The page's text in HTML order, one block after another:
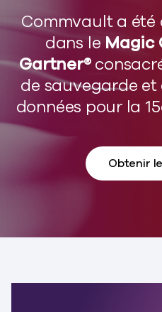
Commvault a été
dans le Magic
Gartner®
de sauvegarde
données pour la
Obtenir